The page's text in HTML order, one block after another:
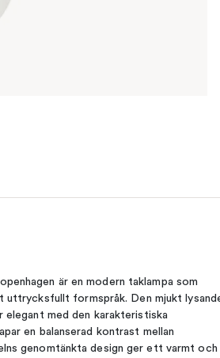
är en modern taklampa som
uttrycksfullt formspråk. Den mjukt
elegant med den karakteristiska
en balanserad kontrast mellan
genomtänkta design ger ett varmt och